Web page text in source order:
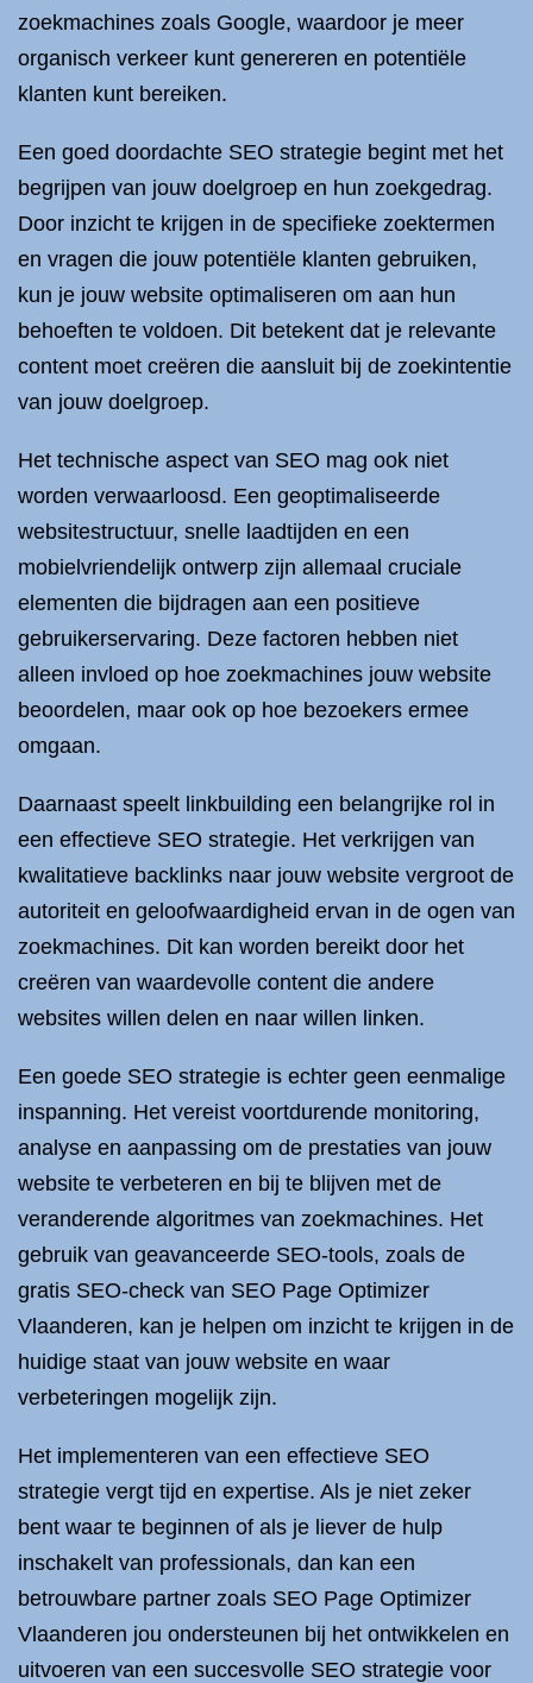
zoekmachines zoals Google, waardoor je meer
organisch verkeer kunt genereren en potentiële
klanten kunt bereiken.
Een goed doordachte SEO strategie begint met het
begrijpen van jouw doelgroep en hun zoekgedrag.
Door inzicht te krijgen in de specifieke zoektermen
en vragen die jouw potentiële klanten gebruiken,
kun je jouw website optimaliseren om aan hun
behoeften te voldoen. Dit betekent dat je relevante
content moet creëren die aansluit bij de zoekintentie
van jouw doelgroep.
Het technische aspect van SEO mag ook niet
worden verwaarloosd. Een geoptimaliseerde
websitestructuur, snelle laadtijden en een
mobielvriendelijk ontwerp zijn allemaal cruciale
elementen die bijdragen aan een positieve
gebruikerservaring. Deze factoren hebben niet
alleen invloed op hoe zoekmachines jouw website
beoordelen, maar ook op hoe bezoekers ermee
omgaan.
Daarnaast speelt linkbuilding een belangrijke rol in
een effectieve SEO strategie. Het verkrijgen van
kwalitatieve backlinks naar jouw website vergroot de
autoriteit en geloofwaardigheid ervan in de ogen van
zoekmachines. Dit kan worden bereikt door het
creëren van waardevolle content die andere
websites willen delen en naar willen linken.
Een goede SEO strategie is echter geen eenmalige
inspanning. Het vereist voortdurende monitoring,
analyse en aanpassing om de prestaties van jouw
website te verbeteren en bij te blijven met de
veranderende algoritmes van zoekmachines. Het
gebruik van geavanceerde SEO-tools, zoals de
gratis SEO-check van SEO Page Optimizer
Vlaanderen, kan je helpen om inzicht te krijgen in de
huidige staat van jouw website en waar
verbeteringen mogelijk zijn.
Het implementeren van een effectieve SEO
strategie vergt tijd en expertise. Als je niet zeker
bent waar te beginnen of als je liever de hulp
inschakelt van professionals, dan kan een
betrouwbare partner zoals SEO Page Optimizer
Vlaanderen jou ondersteunen bij het ontwikkelen en
uitvoeren van een succesvolle SEO strategie voor